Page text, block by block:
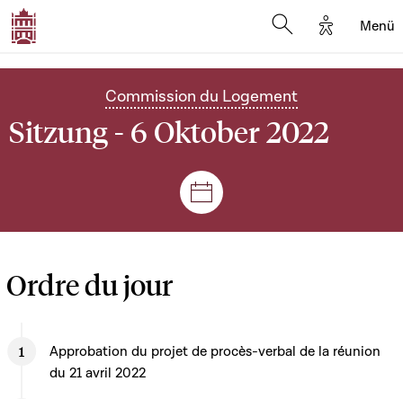
Options
Menü
Commission du Logement
Sitzung - 6 Oktober 2022
Plenar- und
Ordre du jour
Approbation du projet de procès-verbal de la réunion
du 21 avril 2022